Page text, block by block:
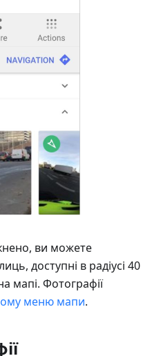
ви можете
доступні в радіусі 40
мапі. Фотографії
меню мапи.